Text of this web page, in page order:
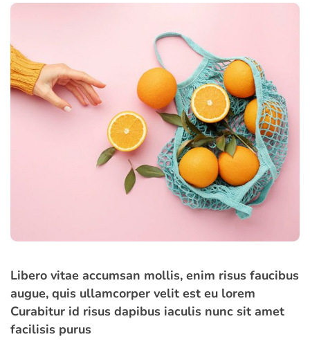
Libero vitae accumsan mollis, enim risus faucibus
augue, quis ullamcorper velit est eu lorem
Curabitur id risus dapibus iaculis nunc sit amet
facilisis purus